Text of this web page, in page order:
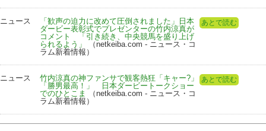
ニュース
「歓声の迫力に改めて圧倒されました」日本
ダービー表彰式でプレゼンターの竹内涼真が
コメント 「引き続き、中央競馬を盛り上げ
られるよう」
（netkeiba.com - ニュース・コ
ラム新着情報）
あとで読む
ニュース
竹内涼真の神ファンサで観客熱狂「キャー?」
「勝男最高！」 日本ダービートークショー
でのひとこま
（netkeiba.com - ニュース・コ
ラム新着情報）
あとで読む